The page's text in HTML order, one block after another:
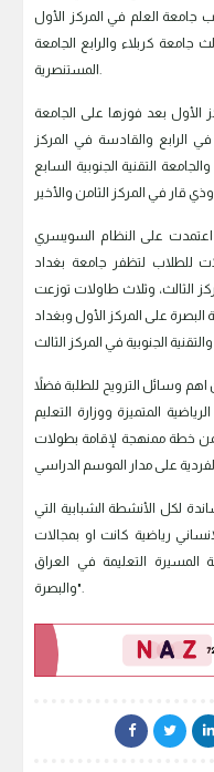
جامعة العلم في المركز الأول
جامعة كربلاء والرابع الجامعة
المستنصرية.
الأول بعد فوزها على الجامعة
الرابع والقادسة في المركز
التقنية الجنوبية السابع
اعتمدت على النظام السويسري
للطلاب لتظفر جامعة بغداد
الثالث، وثلاث طاولات توزعت
على المركز الأول وبغداد
وسائل الترويح للطلبة فضلاً
المتميزة ووزارة التعليم
خطة ممنهجة لإقامة بطولات
لكل الأنشطة الشبابية التي
رياضية كانت او بمجالات
التعليمة في العراق
والبصرة".